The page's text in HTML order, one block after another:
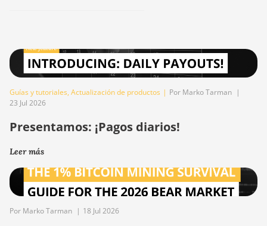
Guías y tutoriales, Actualización de productos | Por Marko Tarman |
23 Jul 2026
Presentamos: ¡Pagos diarios!
Leer más
Por Marko Tarman | 18 Jul 2026